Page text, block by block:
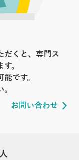
だくと、専門ス
。
です。
お問い合わせ
人